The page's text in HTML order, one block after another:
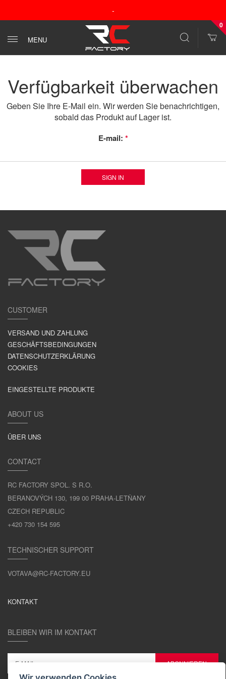
-
MENU
0
Verfügbarkeit überwachen
Geben Sie Ihre E-Mail ein. Wir werden Sie benachrichtigen,
sobald das Produkt auf Lager ist.
E-mail: *
CUSTOMER
VERSAND UND ZAHLUNG
GESCHÄFTSBEDINGUNGEN
DATENSCHUTZERKLÄRUNG
COOKIES
EINGESTELLTE PRODUKTE
ABOUT US
ÜBER UNS
CONTACT
RC FACTORY SPOL. S R.O.
BERANOVÝCH 130, 199 00 PRAHA-LETŇANY
CZECH REPUBLIC
+420 730 154 595
TECHNISCHER SUPPORT
VOTAVA@RC-FACTORY.EU
KONTAKT
BLEIBEN WIR IM KONTAKT